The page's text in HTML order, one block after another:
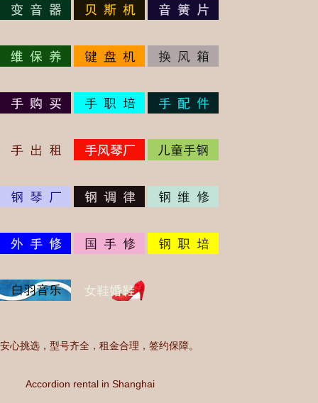
安心挑选，型号齐全，租金合理，签约保障。
Accordion rental in Shanghai